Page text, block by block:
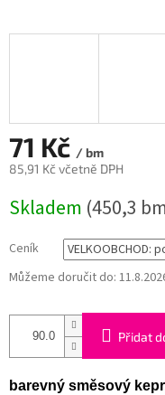
71 Kč / bm
85,91 Kč včetně DPH
cena:
Skladem (450,3
Ceník
Můžeme doručit do:
Přidat
barevný směsový